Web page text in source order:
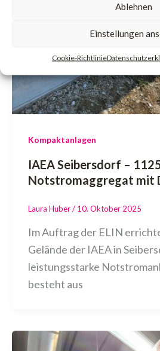
Ablehnen
Einstellungen
Cookie-Richtlinie
Kompaktanlagen
IAEA Seibersdorf –
Notstromaggregat mit
Laura Huber/ 10. Oktober 2025
Im Auftrag der ELIN
Gelände der IAEA in
leistungsstarke
besteht aus